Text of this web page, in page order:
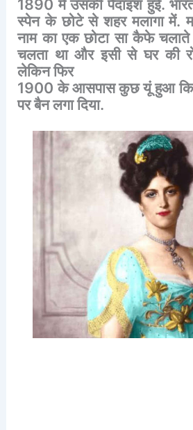
1890में उसकी पैदाइश हुई.
स्पेन के छोटे से शहर मलागा में.
नाम का एक छोटा सा कैफे चलाते
चलता था और इसी से घर की
लेकिनफिर
1900के आसपास कुछ यूं हुआ कि
परबैनलगादिया.